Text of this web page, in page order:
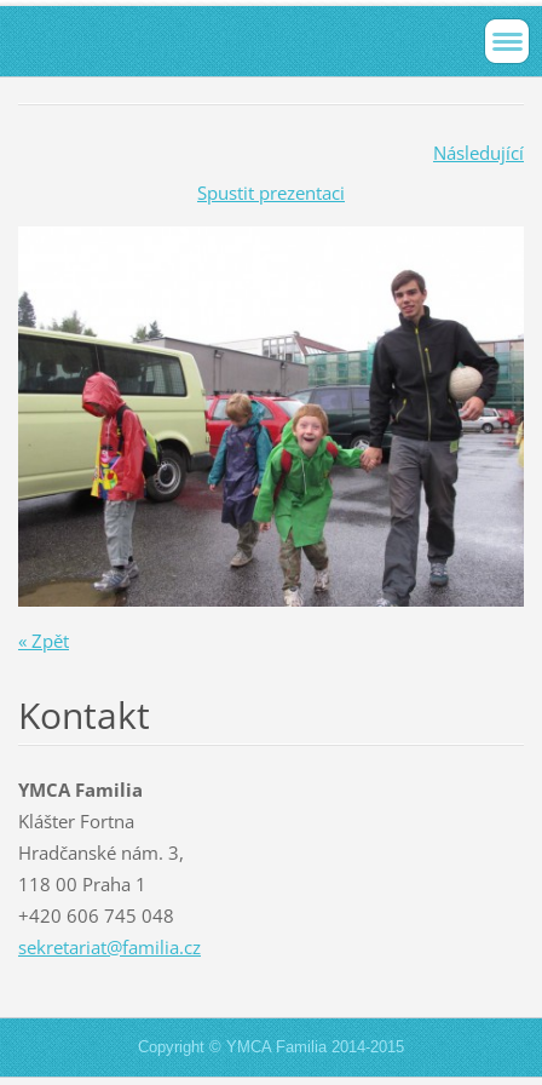
Následující
Spustit prezentaci
« Zpět
Kontakt
YMCA Familia
Klášter Fortna
Hradčanské nám. 3,
118 00 Praha 1
+420 606 745 048
sekretariat@familia.cz
Copyright © YMCA Familia 2014-2015